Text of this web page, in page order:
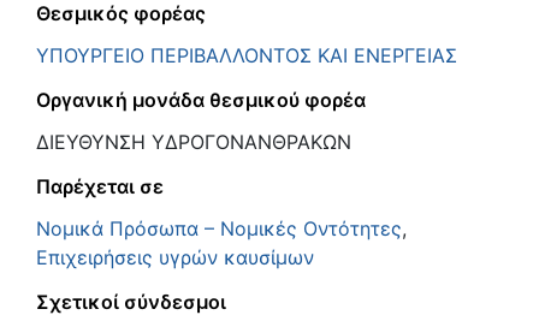
Θεσμικός φορέας
ΥΠΟΥΡΓΕΙΟ ΠΕΡΙΒΑΛΛΟΝΤΟΣ ΚΑΙ ΕΝΕΡΓΕΙΑΣ
Οργανική μονάδα θεσμικού φορέα
ΔΙΕΥΘΥΝΣΗ ΥΔΡΟΓΟΝΑΝΘΡΑΚΩΝ
Παρέχεται σε
Νομικά Πρόσωπα – Νομικές Οντότητες,
Επιχειρήσεις υγρών καυσίμων
Σχετικοί σύνδεσμοι